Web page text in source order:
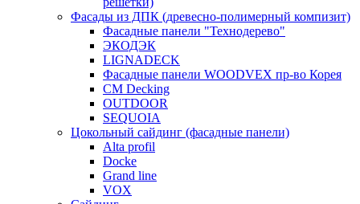
Фасады из ДПК (древесно-полимерный компизит)
Фасадные панели "Технодерево"
ЭКОДЭК
LIGNADECK
Фасадные панели WOODVEX пр-во Корея
CM Decking
OUTDOOR
SEQUOIA
Цокольный сайдинг (фасадные панели)
Alta profil
Docke
Grand line
VOX